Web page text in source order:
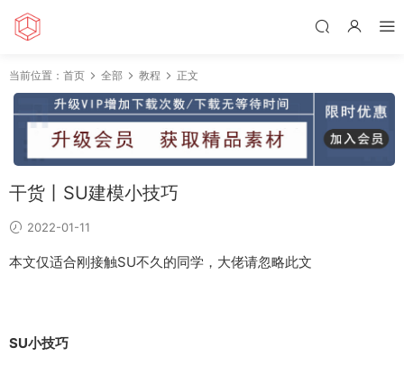
当前位置： 首页 全部 教程 正文
干货丨SU建模小技巧
2022-01-11
本文仅适合刚接触SU不久的同学，大佬请忽略此文
SU小技巧